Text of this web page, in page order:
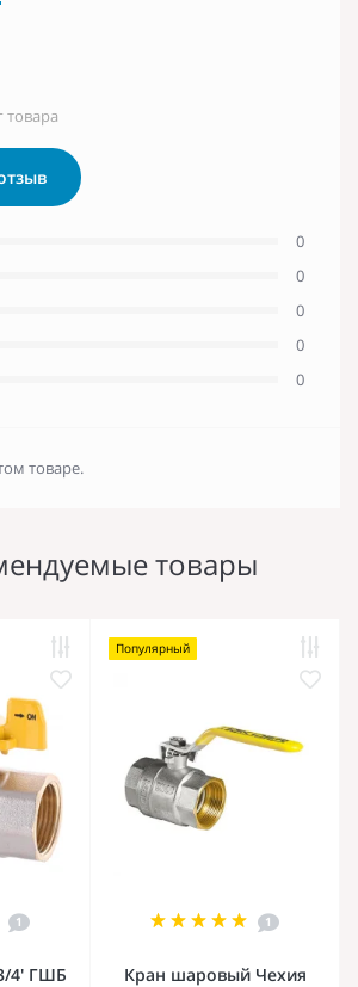
товара
0
0
0
0
0
товаре.
товары
1
4' ГШБ
Популярный
1
Кран шаровый Чехия